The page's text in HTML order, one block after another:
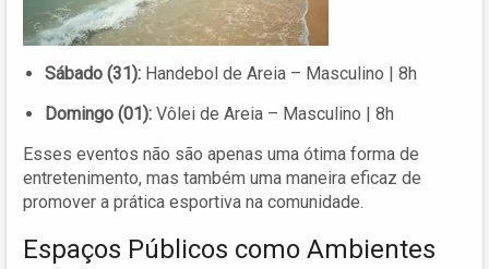
Sábado (31): Handebol de Areia – Masculino | 8h
Domingo (01): Vôlei de Areia – Masculino | 8h
Esses eventos não são apenas uma ótima forma de
entretenimento, mas também uma maneira eficaz de
promover a prática esportiva na comunidade.
Espaços Públicos como Ambientes